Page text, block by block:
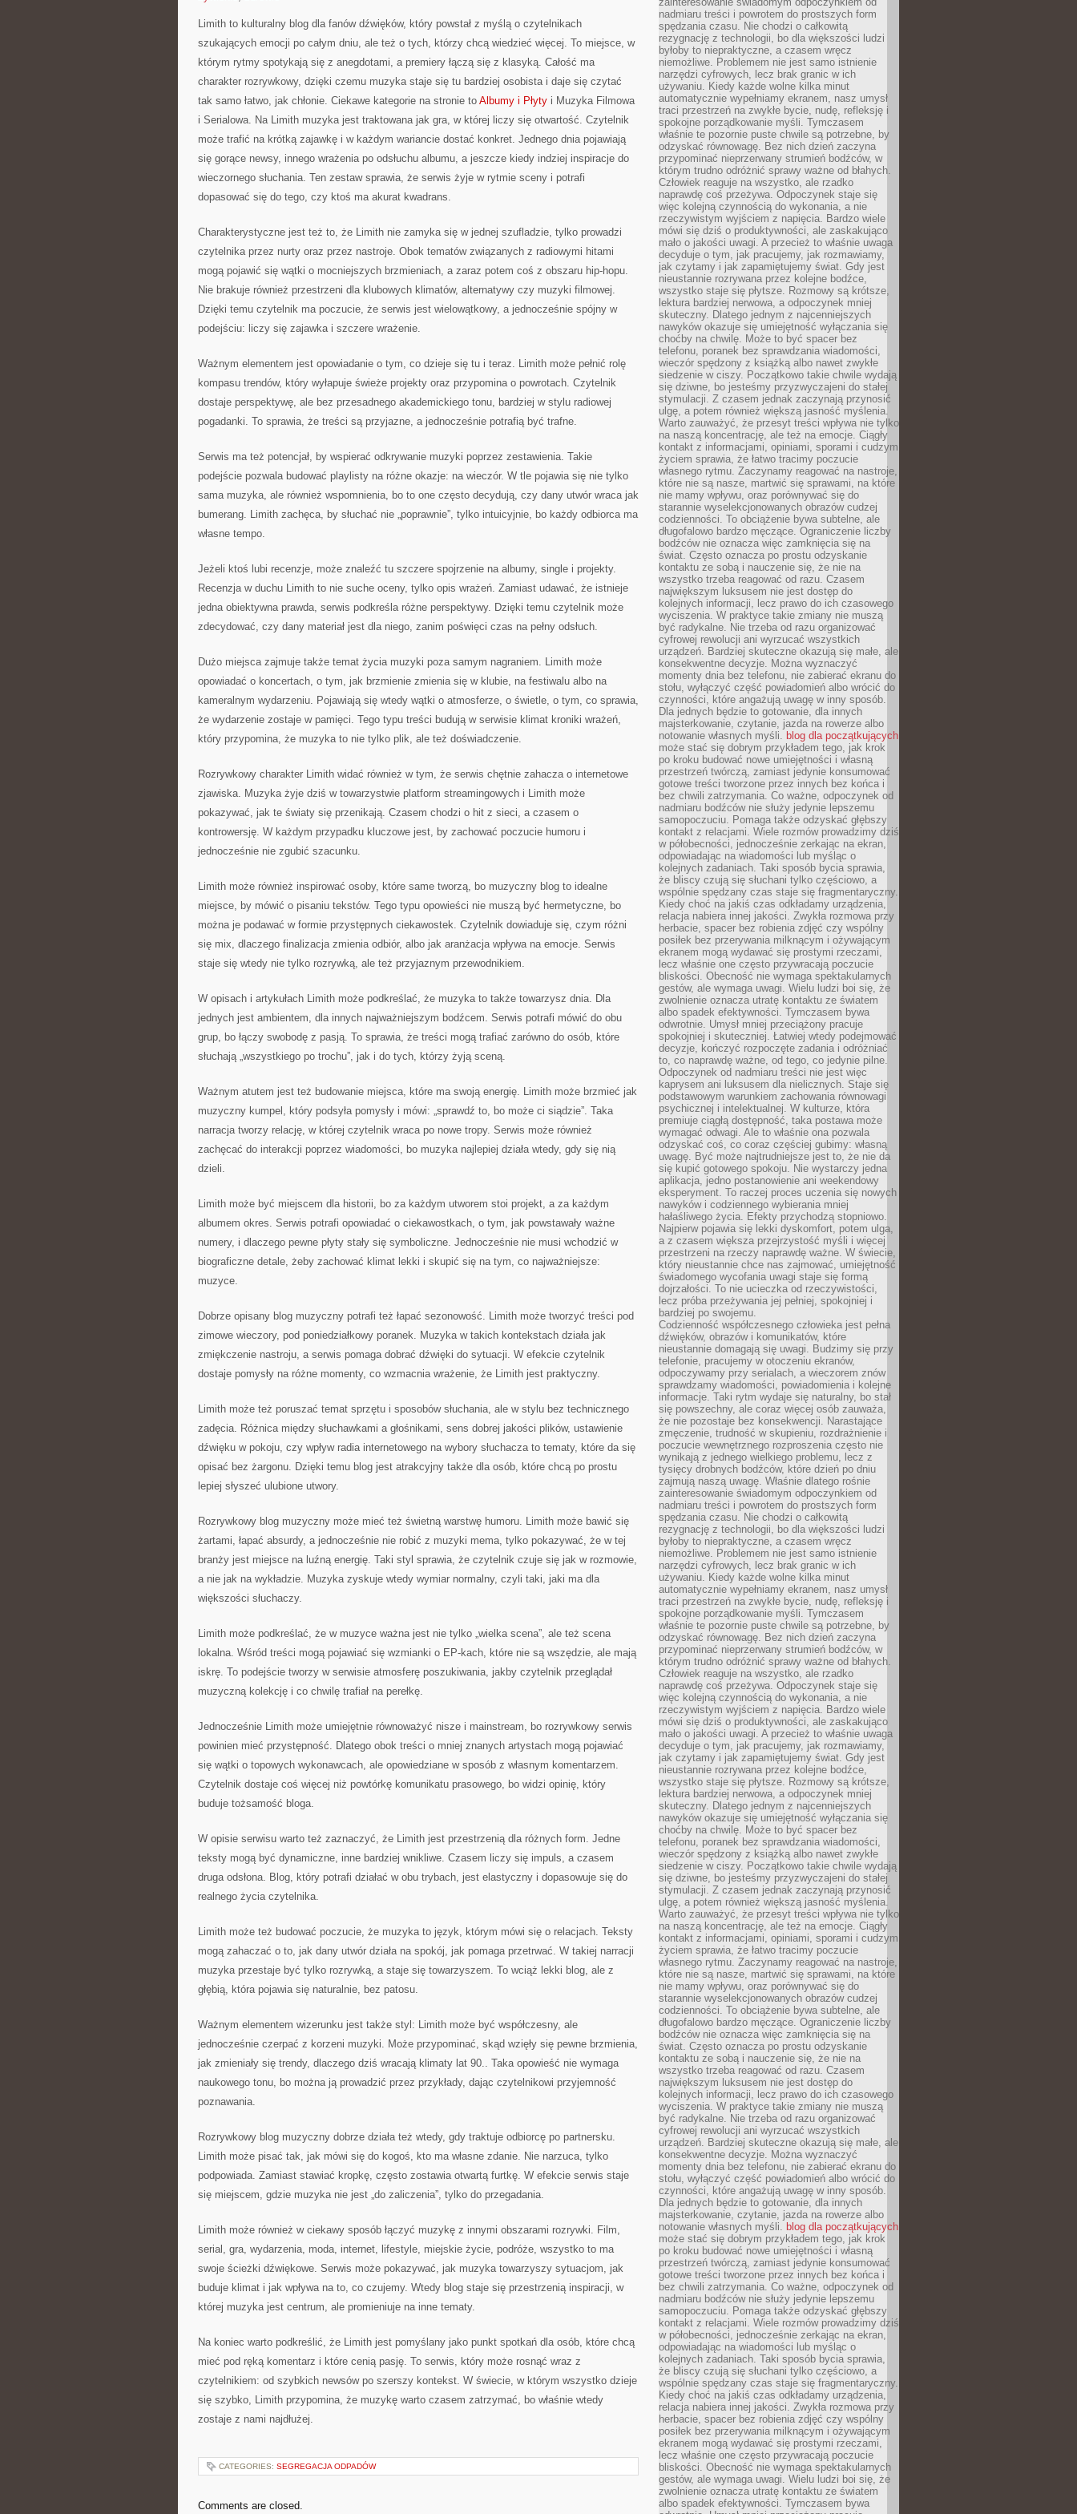
Limith to kulturalny blog dla fanów dźwięków, który powstał z myślą o czytelnikach
szukających emocji po całym dniu, ale też o tych, którzy chcą wiedzieć więcej. To miejsce, w
którym rytmy spotykają się z anegdotami, a premiery łączą się z klasyką. Całość ma
charakter rozrywkowy, dzięki czemu muzyka staje się tu bardziej osobista i daje się czytać
tak samo łatwo, jak chłonie. Ciekawe kategorie na stronie to Albumy i Płyty i Muzyka Filmowa
i Serialowa. Na Limith muzyka jest traktowana jak gra, w której liczy się otwartość. Czytelnik
może trafić na krótką zajawkę i w każdym wariancie dostać konkret. Jednego dnia pojawiają
się gorące newsy, innego wrażenia po odsłuchu albumu, a jeszcze kiedy indziej inspiracje do
wieczornego słuchania. Ten zestaw sprawia, że serwis żyje w rytmie sceny i potrafi
dopasować się do tego, czy ktoś ma akurat kwadrans.
Charakterystyczne jest też to, że Limith nie zamyka się w jednej szufladzie, tylko prowadzi
czytelnika przez nurty oraz przez nastroje. Obok tematów związanych z radiowymi hitami
mogą pojawić się wątki o mocniejszych brzmieniach, a zaraz potem coś z obszaru hip-hopu.
Nie brakuje również przestrzeni dla klubowych klimatów, alternatywy czy muzyki filmowej.
Dzięki temu czytelnik ma poczucie, że serwis jest wielowątkowy, a jednocześnie spójny w
podejściu: liczy się zajawka i szczere wrażenie.
Ważnym elementem jest opowiadanie o tym, co dzieje się tu i teraz. Limith może pełnić rolę
kompasu trendów, który wyłapuje świeże projekty oraz przypomina o powrotach. Czytelnik
dostaje perspektywę, ale bez przesadnego akademickiego tonu, bardziej w stylu radiowej
pogadanki. To sprawia, że treści są przyjazne, a jednocześnie potrafią być trafne.
Serwis ma też potencjał, by wspierać odkrywanie muzyki poprzez zestawienia. Takie
podejście pozwala budować playlisty na różne okazje: na wieczór. W tle pojawia się nie tylko
sama muzyka, ale również wspomnienia, bo to one często decydują, czy dany utwór wraca jak
bumerang. Limith zachęca, by słuchać nie „poprawnie”, tylko intuicyjnie, bo każdy odbiorca ma
własne tempo.
Jeżeli ktoś lubi recenzje, może znaleźć tu szczere spojrzenie na albumy, single i projekty.
Recenzja w duchu Limith to nie suche oceny, tylko opis wrażeń. Zamiast udawać, że istnieje
jedna obiektywna prawda, serwis podkreśla różne perspektywy. Dzięki temu czytelnik może
zdecydować, czy dany materiał jest dla niego, zanim poświęci czas na pełny odsłuch.
Dużo miejsca zajmuje także temat życia muzyki poza samym nagraniem. Limith może
opowiadać o koncertach, o tym, jak brzmienie zmienia się w klubie, na festiwalu albo na
kameralnym wydarzeniu. Pojawiają się wtedy wątki o atmosferze, o świetle, o tym, co sprawia,
że wydarzenie zostaje w pamięci. Tego typu treści budują w serwisie klimat kroniki wrażeń,
który przypomina, że muzyka to nie tylko plik, ale też doświadczenie.
Rozrywkowy charakter Limith widać również w tym, że serwis chętnie zahacza o internetowe
zjawiska. Muzyka żyje dziś w towarzystwie platform streamingowych i Limith może
pokazywać, jak te światy się przenikają. Czasem chodzi o hit z sieci, a czasem o
kontrowersję. W każdym przypadku kluczowe jest, by zachować poczucie humoru i
jednocześnie nie zgubić szacunku.
Limith może również inspirować osoby, które same tworzą, bo muzyczny blog to idealne
miejsce, by mówić o pisaniu tekstów. Tego typu opowieści nie muszą być hermetyczne, bo
można je podawać w formie przystępnych ciekawostek. Czytelnik dowiaduje się, czym różni
się mix, dlaczego finalizacja zmienia odbiór, albo jak aranżacja wpływa na emocje. Serwis
staje się wtedy nie tylko rozrywką, ale też przyjaznym przewodnikiem.
W opisach i artykułach Limith może podkreślać, że muzyka to także towarzysz dnia. Dla
jednych jest ambientem, dla innych najważniejszym bodźcem. Serwis potrafi mówić do obu
grup, bo łączy swobodę z pasją. To sprawia, że treści mogą trafiać zarówno do osób, które
słuchają „wszystkiego po trochu”, jak i do tych, którzy żyją sceną.
Ważnym atutem jest też budowanie miejsca, które ma swoją energię. Limith może brzmieć jak
muzyczny kumpel, który podsyła pomysły i mówi: „sprawdź to, bo może ci siądzie”. Taka
narracja tworzy relację, w której czytelnik wraca po nowe tropy. Serwis może również
zachęcać do interakcji poprzez wiadomości, bo muzyka najlepiej działa wtedy, gdy się nią
dzieli.
Limith może być miejscem dla historii, bo za każdym utworem stoi projekt, a za każdym
albumem okres. Serwis potrafi opowiadać o ciekawostkach, o tym, jak powstawały ważne
numery, i dlaczego pewne płyty stały się symboliczne. Jednocześnie nie musi wchodzić w
biograficzne detale, żeby zachować klimat lekki i skupić się na tym, co najważniejsze:
muzyce.
Dobrze opisany blog muzyczny potrafi też łapać sezonowość. Limith może tworzyć treści pod
zimowe wieczory, pod poniedziałkowy poranek. Muzyka w takich kontekstach działa jak
zmiękczenie nastroju, a serwis pomaga dobrać dźwięki do sytuacji. W efekcie czytelnik
dostaje pomysły na różne momenty, co wzmacnia wrażenie, że Limith jest praktyczny.
Limith może też poruszać temat sprzętu i sposobów słuchania, ale w stylu bez technicznego
zadęcia. Różnica między słuchawkami a głośnikami, sens dobrej jakości plików, ustawienie
dźwięku w pokoju, czy wpływ radia internetowego na wybory słuchacza to tematy, które da się
opisać bez żargonu. Dzięki temu blog jest atrakcyjny także dla osób, które chcą po prostu
lepiej słyszeć ulubione utwory.
Rozrywkowy blog muzyczny może mieć też świetną warstwę humoru. Limith może bawić się
żartami, łapać absurdy, a jednocześnie nie robić z muzyki mema, tylko pokazywać, że w tej
branży jest miejsce na luźną energię. Taki styl sprawia, że czytelnik czuje się jak w rozmowie,
a nie jak na wykładzie. Muzyka zyskuje wtedy wymiar normalny, czyli taki, jaki ma dla
większości słuchaczy.
Limith może podkreślać, że w muzyce ważna jest nie tylko „wielka scena”, ale też scena
lokalna. Wśród treści mogą pojawiać się wzmianki o EP-kach, które nie są wszędzie, ale mają
iskrę. To podejście tworzy w serwisie atmosferę poszukiwania, jakby czytelnik przeglądał
muzyczną kolekcję i co chwilę trafiał na perełkę.
Jednocześnie Limith może umiejętnie równoważyć nisze i mainstream, bo rozrywkowy serwis
powinien mieć przystępność. Dlatego obok treści o mniej znanych artystach mogą pojawiać
się wątki o topowych wykonawcach, ale opowiedziane w sposób z własnym komentarzem.
Czytelnik dostaje coś więcej niż powtórkę komunikatu prasowego, bo widzi opinię, który
buduje tożsamość bloga.
W opisie serwisu warto też zaznaczyć, że Limith jest przestrzenią dla różnych form. Jedne
teksty mogą być dynamiczne, inne bardziej wnikliwe. Czasem liczy się impuls, a czasem
druga odsłona. Blog, który potrafi działać w obu trybach, jest elastyczny i dopasowuje się do
realnego życia czytelnika.
Limith może też budować poczucie, że muzyka to język, którym mówi się o relacjach. Teksty
mogą zahaczać o to, jak dany utwór działa na spokój, jak pomaga przetrwać. W takiej narracji
muzyka przestaje być tylko rozrywką, a staje się towarzyszem. To wciąż lekki blog, ale z
głębią, która pojawia się naturalnie, bez patosu.
Ważnym elementem wizerunku jest także styl: Limith może być współczesny, ale
jednocześnie czerpać z korzeni muzyki. Może przypominać, skąd wzięły się pewne brzmienia,
jak zmieniały się trendy, dlaczego dziś wracają klimaty lat 90.. Taka opowieść nie wymaga
naukowego tonu, bo można ją prowadzić przez przykłady, dając czytelnikowi przyjemność
poznawania.
Rozrywkowy blog muzyczny dobrze działa też wtedy, gdy traktuje odbiorcę po partnersku.
Limith może pisać tak, jak mówi się do kogoś, kto ma własne zdanie. Nie narzuca, tylko
podpowiada. Zamiast stawiać kropkę, często zostawia otwartą furtkę. W efekcie serwis staje
się miejscem, gdzie muzyka nie jest „do zaliczenia”, tylko do przegadania.
Limith może również w ciekawy sposób łączyć muzykę z innymi obszarami rozrywki. Film,
serial, gra, wydarzenia, moda, internet, lifestyle, miejskie życie, podróże, wszystko to ma
swoje ścieżki dźwiękowe. Serwis może pokazywać, jak muzyka towarzyszy sytuacjom, jak
buduje klimat i jak wpływa na to, co czujemy. Wtedy blog staje się przestrzenią inspiracji, w
której muzyka jest centrum, ale promieniuje na inne tematy.
Na koniec warto podkreślić, że Limith jest pomyślany jako punkt spotkań dla osób, które chcą
mieć pod ręką komentarz i które cenią pasję. To serwis, który może rosnąć wraz z
czytelnikiem: od szybkich newsów po szerszy kontekst. W świecie, w którym wszystko dzieje
się szybko, Limith przypomina, że muzykę warto czasem zatrzymać, bo właśnie wtedy
zostaje z nami najdłużej.
CATEGORIES: SEGREGACJA ODPADÓW
Comments are closed.
nadmiaru treści i powrotem do prostszych form
spędzania czasu. Nie chodzi o całkowitą
rezygnację z technologii, bo dla większości ludzi
byłoby to niepraktyczne, a czasem wręcz
niemożliwe. Problemem nie jest samo istnienie
narzędzi cyfrowych, lecz brak granic w ich
używaniu. Kiedy każde wolne kilka minut
automatycznie wypełniamy ekranem, nasz umysł
traci przestrzeń na zwykłe bycie, nudę, refleksję i
spokojne porządkowanie myśli. Tymczasem
właśnie te pozornie puste chwile są potrzebne, by
odzyskać równowagę. Bez nich dzień zaczyna
przypominać nieprzerwany strumień bodźców, w
którym trudno odróżnić sprawy ważne od błahych.
Człowiek reaguje na wszystko, ale rzadko
naprawdę coś przeżywa. Odpoczynek staje się
więc kolejną czynnością do wykonania, a nie
rzeczywistym wyjściem z napięcia. Bardzo wiele
mówi się dziś o produktywności, ale zaskakująco
mało o jakości uwagi. A przecież to właśnie uwaga
decyduje o tym, jak pracujemy, jak rozmawiamy,
jak czytamy i jak zapamiętujemy świat. Gdy jest
nieustannie rozrywana przez kolejne bodźce,
wszystko staje się płytsze. Rozmowy są krótsze,
lektura bardziej nerwowa, a odpoczynek mniej
skuteczny. Dlatego jednym z najcenniejszych
nawyków okazuje się umiejętność wyłączania się
choćby na chwilę. Może to być spacer bez
telefonu, poranek bez sprawdzania wiadomości,
wieczór spędzony z książką albo nawet zwykłe
siedzenie w ciszy. Początkowo takie chwile wydają
się dziwne, bo jesteśmy przyzwyczajeni do stałej
stymulacji. Z czasem jednak zaczynają przynosić
ulgę, a potem również większą jasność myślenia.
Warto zauważyć, że przesyt treści wpływa nie tylko
na naszą koncentrację, ale też na emocje. Ciągły
kontakt z informacjami, opiniami, sporami i cudzym
życiem sprawia, że łatwo tracimy poczucie
własnego rytmu. Zaczynamy reagować na nastroje,
które nie są nasze, martwić się sprawami, na które
nie mamy wpływu, oraz porównywać się do
starannie wyselekcjonowanych obrazów cudzej
codzienności. To obciążenie bywa subtelne, ale
długofalowo bardzo męczące. Ograniczenie liczby
bodźców nie oznacza więc zamknięcia się na
świat. Często oznacza po prostu odzyskanie
kontaktu ze sobą i nauczenie się, że nie na
wszystko trzeba reagować od razu. Czasem
największym luksusem nie jest dostęp do
kolejnych informacji, lecz prawo do ich czasowego
wyciszenia. W praktyce takie zmiany nie muszą
być radykalne. Nie trzeba od razu organizować
cyfrowej rewolucji ani wyrzucać wszystkich
urządzeń. Bardziej skuteczne okazują się małe, ale
konsekwentne decyzje. Można wyznaczyć
momenty dnia bez telefonu, nie zabierać ekranu do
stołu, wyłączyć część powiadomień albo wrócić do
czynności, które angażują uwagę w inny sposób.
Dla jednych będzie to gotowanie, dla innych
majsterkowanie, czytanie, jazda na rowerze albo
notowanie własnych myśli. blog dla początkujących
może stać się dobrym przykładem tego, jak krok
po kroku budować nowe umiejętności i własną
przestrzeń twórczą, zamiast jedynie konsumować
gotowe treści tworzone przez innych bez końca i
bez chwili zatrzymania. Co ważne, odpoczynek od
nadmiaru bodźców nie służy jedynie lepszemu
samopoczuciu. Pomaga także odzyskać głębszy
kontakt z relacjami. Wiele rozmów prowadzimy dziś
w półobecności, jednocześnie zerkając na ekran,
odpowiadając na wiadomości lub myśląc o
kolejnych zadaniach. Taki sposób bycia sprawia,
że bliscy czują się słuchani tylko częściowo, a
wspólnie spędzany czas staje się fragmentaryczny.
Kiedy choć na jakiś czas odkładamy urządzenia,
relacja nabiera innej jakości. Zwykła rozmowa przy
herbacie, spacer bez robienia zdjęć czy wspólny
posiłek bez przerywania milknącym i ożywającym
ekranem mogą wydawać się prostymi rzeczami,
lecz właśnie one często przywracają poczucie
bliskości. Obecność nie wymaga spektakularnych
gestów, ale wymaga uwagi. Wielu ludzi boi się, że
zwolnienie oznacza utratę kontaktu ze światem
albo spadek efektywności. Tymczasem bywa
odwrotnie. Umysł mniej przeciążony pracuje
spokojniej i skuteczniej. Łatwiej wtedy podejmować
decyzje, kończyć rozpoczęte zadania i odróżniać
to, co naprawdę ważne, od tego, co jedynie pilne.
Odpoczynek od nadmiaru treści nie jest więc
kaprysem ani luksusem dla nielicznych. Staje się
podstawowym warunkiem zachowania równowagi
psychicznej i intelektualnej. W kulturze, która
premiuje ciągłą dostępność, taka postawa może
wymagać odwagi. Ale to właśnie ona pozwala
odzyskać coś, co coraz częściej gubimy: własną
uwagę. Być może najtrudniejsze jest to, że nie da
się kupić gotowego spokoju. Nie wystarczy jedna
aplikacja, jedno postanowienie ani weekendowy
eksperyment. To raczej proces uczenia się nowych
nawyków i codziennego wybierania mniej
hałaśliwego życia. Efekty przychodzą stopniowo.
Najpierw pojawia się lekki dyskomfort, potem ulga,
a z czasem większa przejrzystość myśli i więcej
przestrzeni na rzeczy naprawdę ważne. W świecie,
który nieustannie chce nas zajmować, umiejętność
świadomego wycofania uwagi staje się formą
dojrzałości. To nie ucieczka od rzeczywistości,
lecz próba przeżywania jej pełniej, spokojniej i
bardziej po swojemu.
Codzienność współczesnego człowieka jest pełna
dźwięków, obrazów i komunikatów, które
nieustannie domagają się uwagi. Budzimy się przy
telefonie, pracujemy w otoczeniu ekranów,
odpoczywamy przy serialach, a wieczorem znów
sprawdzamy wiadomości, powiadomienia i kolejne
informacje. Taki rytm wydaje się naturalny, bo stał
się powszechny, ale coraz więcej osób zauważa,
że nie pozostaje bez konsekwencji. Narastające
zmęczenie, trudność w skupieniu, rozdrażnienie i
poczucie wewnętrznego rozproszenia często nie
wynikają z jednego wielkiego problemu, lecz z
tysięcy drobnych bodźców, które dzień po dniu
zajmują naszą uwagę. Właśnie dlatego rośnie
zainteresowanie świadomym odpoczynkiem od
nadmiaru treści i powrotem do prostszych form
spędzania czasu. Nie chodzi o całkowitą
rezygnację z technologii, bo dla większości ludzi
byłoby to niepraktyczne, a czasem wręcz
niemożliwe. Problemem nie jest samo istnienie
narzędzi cyfrowych, lecz brak granic w ich
używaniu. Kiedy każde wolne kilka minut
automatycznie wypełniamy ekranem, nasz umysł
traci przestrzeń na zwykłe bycie, nudę, refleksję i
spokojne porządkowanie myśli. Tymczasem
właśnie te pozornie puste chwile są potrzebne, by
odzyskać równowagę. Bez nich dzień zaczyna
przypominać nieprzerwany strumień bodźców, w
którym trudno odróżnić sprawy ważne od błahych.
Człowiek reaguje na wszystko, ale rzadko
naprawdę coś przeżywa. Odpoczynek staje się
więc kolejną czynnością do wykonania, a nie
rzeczywistym wyjściem z napięcia. Bardzo wiele
mówi się dziś o produktywności, ale zaskakująco
mało o jakości uwagi. A przecież to właśnie uwaga
decyduje o tym, jak pracujemy, jak rozmawiamy,
jak czytamy i jak zapamiętujemy świat. Gdy jest
nieustannie rozrywana przez kolejne bodźce,
wszystko staje się płytsze. Rozmowy są krótsze,
lektura bardziej nerwowa, a odpoczynek mniej
skuteczny. Dlatego jednym z najcenniejszych
nawyków okazuje się umiejętność wyłączania się
choćby na chwilę. Może to być spacer bez
telefonu, poranek bez sprawdzania wiadomości,
wieczór spędzony z książką albo nawet zwykłe
siedzenie w ciszy. Początkowo takie chwile wydają
się dziwne, bo jesteśmy przyzwyczajeni do stałej
stymulacji. Z czasem jednak zaczynają przynosić
ulgę, a potem również większą jasność myślenia.
Warto zauważyć, że przesyt treści wpływa nie tylko
na naszą koncentrację, ale też na emocje. Ciągły
kontakt z informacjami, opiniami, sporami i cudzym
życiem sprawia, że łatwo tracimy poczucie
własnego rytmu. Zaczynamy reagować na nastroje,
które nie są nasze, martwić się sprawami, na które
nie mamy wpływu, oraz porównywać się do
starannie wyselekcjonowanych obrazów cudzej
codzienności. To obciążenie bywa subtelne, ale
długofalowo bardzo męczące. Ograniczenie liczby
bodźców nie oznacza więc zamknięcia się na
świat. Często oznacza po prostu odzyskanie
kontaktu ze sobą i nauczenie się, że nie na
wszystko trzeba reagować od razu. Czasem
największym luksusem nie jest dostęp do
kolejnych informacji, lecz prawo do ich czasowego
wyciszenia. W praktyce takie zmiany nie muszą
być radykalne. Nie trzeba od razu organizować
cyfrowej rewolucji ani wyrzucać wszystkich
urządzeń. Bardziej skuteczne okazują się małe, ale
konsekwentne decyzje. Można wyznaczyć
momenty dnia bez telefonu, nie zabierać ekranu do
stołu, wyłączyć część powiadomień albo wrócić do
czynności, które angażują uwagę w inny sposób.
Dla jednych będzie to gotowanie, dla innych
majsterkowanie, czytanie, jazda na rowerze albo
notowanie własnych myśli. blog dla początkujących
może stać się dobrym przykładem tego, jak krok
po kroku budować nowe umiejętności i własną
przestrzeń twórczą, zamiast jedynie konsumować
gotowe treści tworzone przez innych bez końca i
bez chwili zatrzymania. Co ważne, odpoczynek od
nadmiaru bodźców nie służy jedynie lepszemu
samopoczuciu. Pomaga także odzyskać głębszy
kontakt z relacjami. Wiele rozmów prowadzimy dziś
w półobecności, jednocześnie zerkając na ekran,
odpowiadając na wiadomości lub myśląc o
kolejnych zadaniach. Taki sposób bycia sprawia,
że bliscy czują się słuchani tylko częściowo, a
wspólnie spędzany czas staje się fragmentaryczny.
Kiedy choć na jakiś czas odkładamy urządzenia,
relacja nabiera innej jakości. Zwykła rozmowa przy
herbacie, spacer bez robienia zdjęć czy wspólny
posiłek bez przerywania milknącym i ożywającym
ekranem mogą wydawać się prostymi rzeczami,
lecz właśnie one często przywracają poczucie
bliskości. Obecność nie wymaga spektakularnych
gestów, ale wymaga uwagi. Wielu ludzi boi się, że
zwolnienie oznacza utratę kontaktu ze światem
albo spadek efektywności. Tymczasem bywa